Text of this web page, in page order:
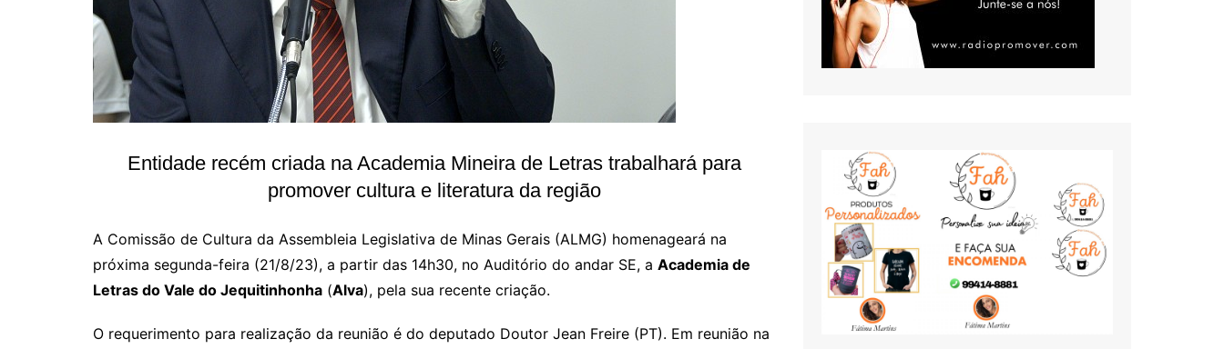
Entidade recém criada na Academia Mineira de Letras trabalhará para
promover cultura e literatura da região
A Comissão de Cultura da Assembleia Legislativa de Minas Gerais (ALMG) homenageará na
próxima segunda-feira (21/8/23), a partir das 14h30, no Auditório do andar SE, a Academia de
Letras do Vale do Jequitinhonha (Alva), pela sua recente criação.
O requerimento para realização da reunião é do deputado Doutor Jean Freire (PT). Em reunião na